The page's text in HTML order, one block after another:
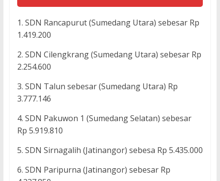
1. SDN Rancapurut (Sumedang Utara) sebesar Rp
1.419.200
2. SDN Cilengkrang (Sumedang Utara) sebesar Rp
2.254.600
3. SDN Talun sebesar (Sumedang Utara) Rp
3.777.146
4. SDN Pakuwon 1 (Sumedang Selatan) sebesar
Rp 5.919.810
5. SDN Sirnagalih (Jatinangor) sebesa Rp 5.435.000
6. SDN Paripurna (Jatinangor) sebesar Rp